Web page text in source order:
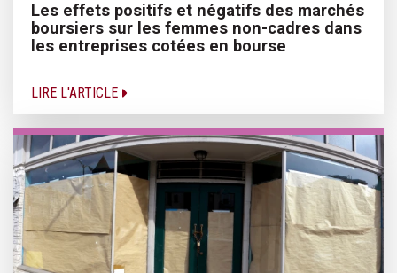
Les effets positifs et négatifs des marchés
boursiers sur les femmes non-cadres dans
les entreprises cotées en bourse
LIRE L'ARTICLE